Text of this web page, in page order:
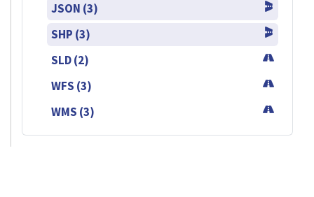
JSON (3)
SHP (3)
SLD (2)
WFS (3)
WMS (3)